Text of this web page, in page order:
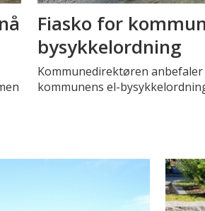
Fiasko for
bysykkelordning
Kommunedirektøren
kommunens el-